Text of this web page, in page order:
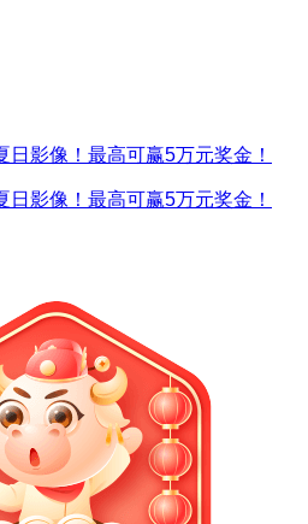
影像！最高可赢5万元奖金！
影像！最高可赢5万元奖金！